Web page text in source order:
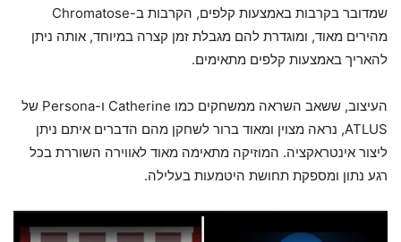
שמדובר בקרבות באמצעות קלפים, הקרבות ב-Chromatose
מהירים מאוד, ומוגדרת להם מגבלת זמן קצרה במיוחד, אותה ניתן
להאריך באמצעות קלפים מתאימים.
העיצוב, ששאב השראה ממשחקים כמו Catherine ו-Persona של
ATLUS, נראה מצוין ומאוד ברור לשחקן מהם הדברים איתם ניתן
ליצור אינטראקציה. המוזיקה מתאימה מאוד לאווירה השוררת בכל
רגע נתון ומספקת תחושת היטמעות בעלילה.